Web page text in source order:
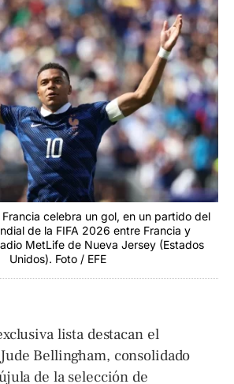
celebra un gol, en un partido del
de la FIFA 2026 entre Francia y
MetLife de Nueva Jersey (Estados
Unidos). Foto / EFE
lista destacan el
Bellingham, consolidado
de la selección de